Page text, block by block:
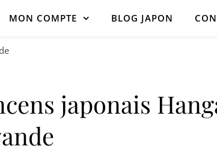
MON COMPTE BLOG JAPON
japonais